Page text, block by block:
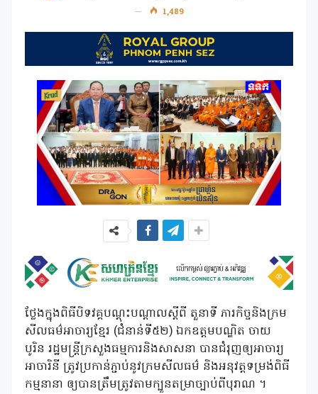
1,489
ថ្លែងក្នុងពិធីបិទវគ្គបណ្ដុះបណ្ដាលស្ដីពី តួនាទី ភារកិច្ចនិងក្រម
សីលធម៌អាចារ្យខ្មែរ (ជំនាន់ទី៥២) ឯកឧត្តមបណ្ឌិត ចាយ
បូរិន រដ្ឋមន្រ្តីក្រសួងធម្មការនិងសាសនា បានជំរុញឲ្យអាចារ្យ
អាចារិនី ត្រូវប្រកាន់ភ្ជាប់នូវក្រមសីលធម៌ និងអនុវត្តទម្រង់ពិធី
កម្មនានា ឲ្យបានត្រឹមត្រូវតាមក្បួនតម្រាច្បាប់ពីបុរាណ ។